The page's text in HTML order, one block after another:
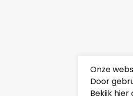
Onze
Door
Bekijk hier